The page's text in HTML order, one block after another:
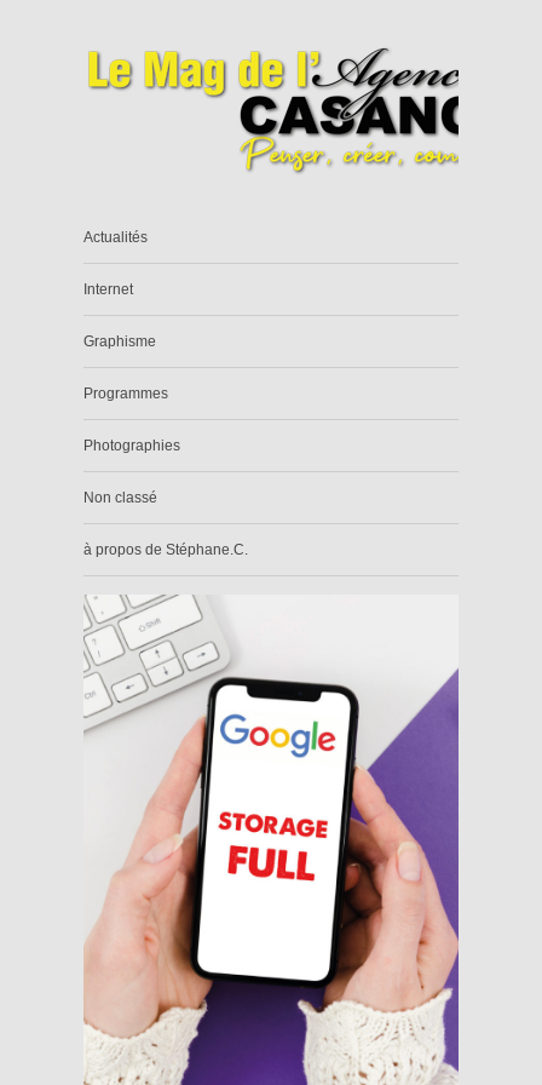
Actualités
Internet
Graphisme
Programmes
Photographies
Non classé
à propos de Stéphane.C.